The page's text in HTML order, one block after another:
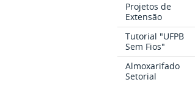
Projetos de
Extensão
Tutorial "UFPB
Sem Fios"
Almoxarifado
Setorial